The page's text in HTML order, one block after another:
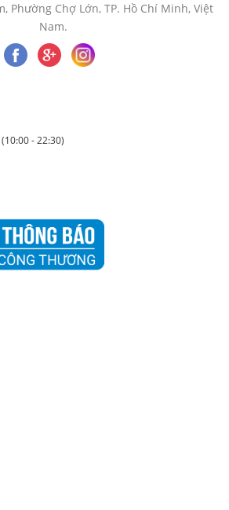
Phường Chợ Lớn, TP. Hồ Chí Minh, Việt
Nam.
- 22:30)